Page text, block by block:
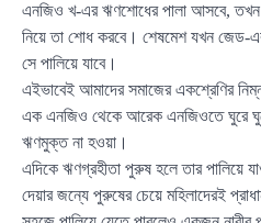
এনজিও খ-এর ঋণশোধের পালা আসবে,
নিয়ে তা শোধ করবে। শেষমেশ যখন
সে পালিয়ে যাবে।
এইভাবেই আমাদের সমাজের একশ্রেণির
এক এনজিও থেকে আরেক এনজিওতে ঘুরে
ঋণমুক্ত না হওয়া।
এদিকে ঋণগ্রহীতা পুরুষ হলে তার পালিয়ে
দেয়ার জন্যে পুরুষের চেয়ে মহিলাদেরই